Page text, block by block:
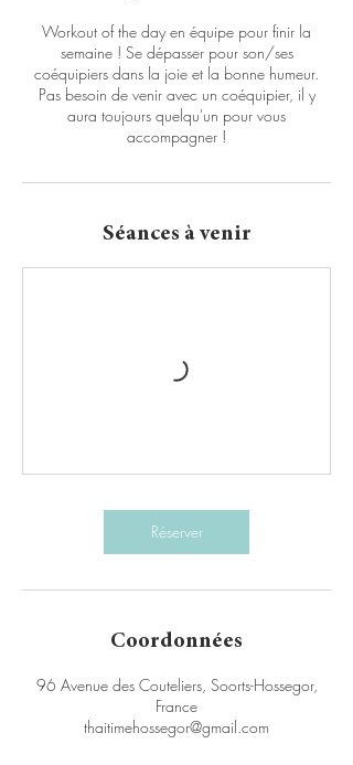
Workout of the day en équipe pour finir la
semaine ! Se dépasser pour son/ses
coéquipiers dans la joie et la bonne humeur.
Pas besoin de venir avec un coéquipier, il y
aura toujours quelqu'un pour vous
accompagner !
Séances à venir
Réserver
Coordonnées
96 Avenue des Couteliers, Soorts-Hossegor,
France
thaitimehossegor@gmail.com